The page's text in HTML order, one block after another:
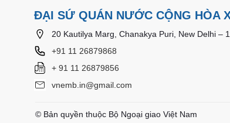
ĐẠI SỨ QUÁN NƯỚC CỘNG HÒA
20 Kautilya Marg, Chanakya Puri, New Delhi –
+91 11 26879868
+ 91 11 26879856
vnemb.in@gmail.com
© Bản quyền thuộc Bộ Ngoại giao Việt Nam